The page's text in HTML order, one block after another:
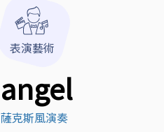
表演藝術
angel
薩克斯風演奏